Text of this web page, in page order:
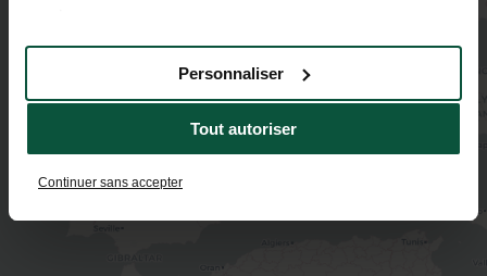
Tout autoriser
Personnaliser
Continuer sans accepter